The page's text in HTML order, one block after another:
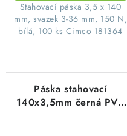
Stahovací páska 3,5 x 140
mm, svazek 3-36 mm, 150 N,
bílá, 100 ks Cimco 181364
Páska stahovací
140x3,5mm černá PVC